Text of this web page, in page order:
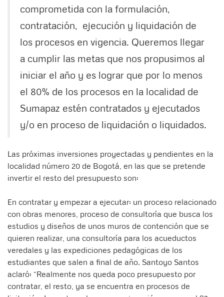
comprometida con la formulación,
contratación, ejecución y liquidación de
los procesos en vigencia. Queremos llegar
a cumplir las metas que nos propusimos al
iniciar el año y es lograr que por lo menos
el 80% de los procesos en la localidad de
Sumapaz estén contratados y ejecutados
y/o en proceso de liquidación o liquidados.
Las próximas inversiones proyectadas y pendientes en la
localidad número 20 de Bogotá, en las que se pretende
invertir el resto del presupuesto son:
En contratar y empezar a ejecutar: un proceso relacionado
con obras menores, proceso de consultoría que busca los
estudios y diseños de unos muros de contención que se
quieren realizar, una consultoría para los acueductos
veredales y las expediciones pedagógicas de los
estudiantes que salen a final de año. Santoyo Santos
aclaró: “Realmente nos queda poco presupuesto por
contratar, el resto, ya se encuentra en procesos de